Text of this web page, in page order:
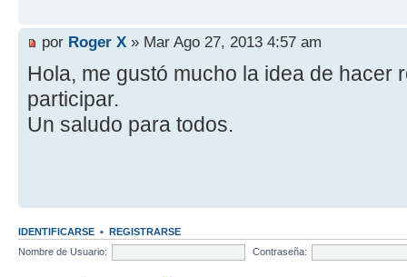
por Roger X » Mar Ago 27, 2013 4:57 am
Hola, me gustó mucho la idea de hacer
participar.
Un saludo para todos.
IDENTIFICARSE • REGISTRARSE
Nombre de Usuario:
Contraseña: